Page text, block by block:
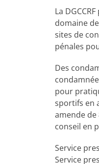
La
domaine
sites de
pénales
Des
pour
sportifs en
amende
conseil en
Service
Service